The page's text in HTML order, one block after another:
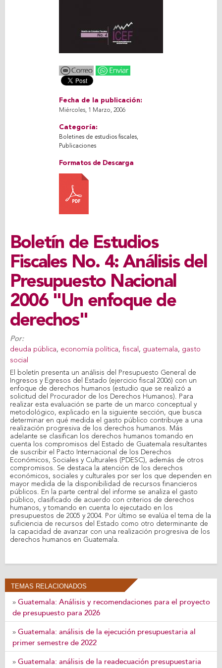
Fecha de la publicación:
Miércoles, 1 Marzo, 2006
Categoría:
Boletines de estudios fiscales,
Publicaciones
Formatos de Descarga
Boletín de Estudios
Fiscales No. 4: Análisis del
Presupuesto Nacional
2006 "Un enfoque de
derechos"
Por:
deuda pública, economía política, fiscal, guatemala, gasto
social
El boletín presenta un análisis del Presupuesto General de
Ingresos y Egresos del Estado (ejercicio fiscal 2006) con un
enfoque de derechos humanos (estudio que se realizó a
solicitud del Procurador de los Derechos Humanos). Para
realizar esta evaluación se parte de un marco conceptual y
metodológico, explicado en la siguiente sección, que busca
determinar en qué medida el gasto público contribuye a una
realización progresiva de los derechos humanos. Más
adelante se clasifican los derechos humanos tomando en
cuenta los compromisos del Estado de Guatemala resultantes
de suscribir el Pacto Internacional de los Derechos
Económicos, Sociales y Culturales (PDESC), además de otros
compromisos. Se destaca la atención de los derechos
económicos, sociales y culturales por ser los que dependen en
mayor medida de la disponibilidad de recursos financieros
públicos. En la parte central del informe se analiza el gasto
público, clasificado de acuerdo con criterios de derechos
humanos, y tomando en cuenta lo ejecutado en los
presupuestos de 2005 y 2004. Por último se evalúa el tema de la
suficiencia de recursos del Estado como otro determinante de
la capacidad de avanzar con una realización progresiva de los
derechos humanos en Guatemala.
TEMAS RELACIONADOS
» Guatemala: Análisis y recomendaciones para el proyecto
de presupuesto para 2026
» Guatemala: análisis de la ejecución presupuestaria al
primer semestre de 2022
» Guatemala: análisis de la readecuación presupuestaria